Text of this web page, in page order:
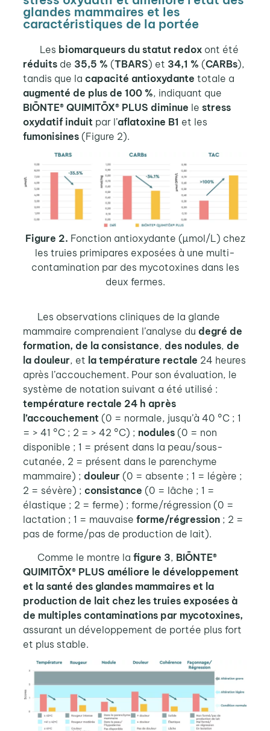
glandes mammaires et les
caractéristiques de la portée
Les biomarqueurs du statut redoxont été
réduitsde 35,5 % (TBARS) et 34,1 % (CARBs),
tandis que la capacité antioxydante totale a
augmenté de plus de 100 %, indiquant que
BIŌNTE® QUIMITŌX® PLUS diminue le stress
oxydatif induitpar l’aflatoxine B1 et les
fumonisines(Figure 2).
Figure 2. Fonction antioxydante (µmol/L) chez
les truies primipares exposées à une multi-
contamination par des mycotoxines dans les
deux fermes.
Les observations cliniques de la glande
mammaire comprenaient l’analyse du degré de
formation, de la consistance, des nodules, de
la douleur, et la température rectale 24 heures
après l’accouchement. Pour son évaluation, le
système de notation suivant a été utilisé :
température rectale 24 h après
l’accouchement(0 = normale, jusqu’à 40 °C ; 1
= > 41 °C ; 2 = > 42 °C) ; nodules(0 = non
disponible ; 1 = présent dans la peau/sous-
cutanée, 2 = présent dans le parenchyme
mammaire) ; douleur(0 = absente ; 1 = légère ;
2 = sévère) ; consistance (0 = lâche ; 1 =
élastique ; 2 = ferme) ; forme/régression (0 =
lactation ; 1 = mauvaise forme/régression; 2 =
pas de forme/pas de production de lait).
Comme le montre la figure 3, BIŌNTE®
QUIMITŌX® PLUS améliore le développement
et la santé des glandes mammaires et la
production de lait chez les truies exposées à
de multiples contaminations par mycotoxines,
assurant un développement de portée plus fort
et plus stable.